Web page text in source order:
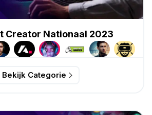
Creator Nationaal 2023
Bekijk Categorie